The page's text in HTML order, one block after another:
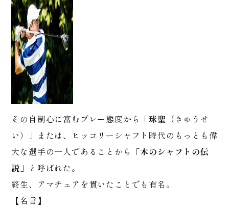
その自制心に富むプレー態度から「球聖 （きゅうせ
い）」または、ヒッコリーシャフト時代のもっとも偉
大な選手の一人であることから「木のシャフトの伝
説 」と呼ばれた。
終生、アマチュアを貫いたことでも有名。
【名言】